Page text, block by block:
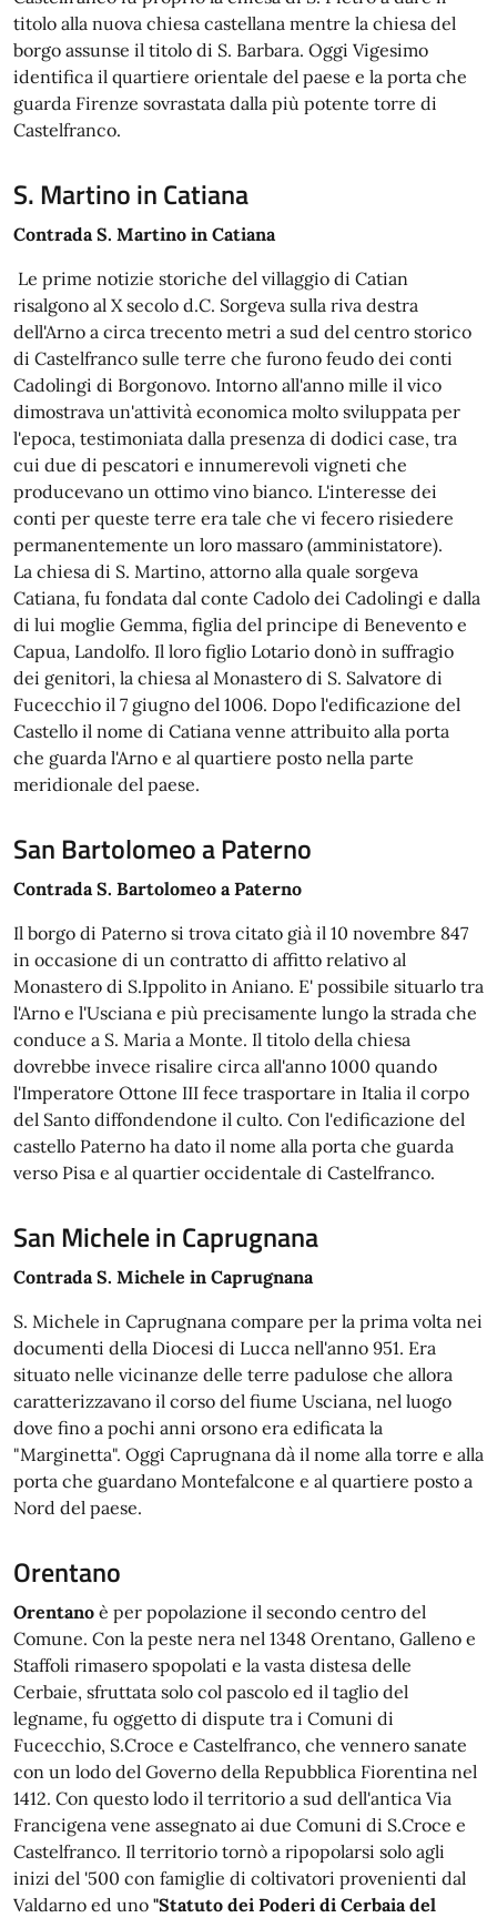
titolo alla nuova chiesa castellana mentre la chiesa del
borgo assunse il titolo di S. Barbara. Oggi Vigesimo
identifica il quartiere orientale del paese e la porta che
guarda Firenze sovrastata dalla più potente torre di
Castelfranco.
S. Martino in Catiana
Contrada S. Martino in Catiana
Le prime notizie storiche del villaggio di Catian
risalgono al X secolo d.C. Sorgeva sulla riva destra
dell'Arno a circa trecento metri a sud del centro storico
di Castelfranco sulle terre che furono feudo dei conti
Cadolingi di Borgonovo. Intorno all'anno mille il vico
dimostrava un'attività economica molto sviluppata per
l'epoca, testimoniata dalla presenza di dodici case, tra
cui due di pescatori e innumerevoli vigneti che
producevano un ottimo vino bianco. L'interesse dei
conti per queste terre era tale che vi fecero risiedere
permanentemente un loro massaro (amministatore).
La chiesa di S. Martino, attorno alla quale sorgeva
Catiana, fu fondata dal conte Cadolo dei Cadolingi e dalla
di lui moglie Gemma, figlia del principe di Benevento e
Capua, Landolfo. Il loro figlio Lotario donò in suffragio
dei genitori, la chiesa al Monastero di S. Salvatore di
Fucecchio il 7 giugno del 1006. Dopo l'edificazione del
Castello il nome di Catiana venne attribuito alla porta
che guarda l'Arno e al quartiere posto nella parte
meridionale del paese.
San Bartolomeo a Paterno
Contrada S. Bartolomeo a Paterno
Il borgo di Paterno si trova citato già il 10 novembre 847
in occasione di un contratto di affitto relativo al
Monastero di S.Ippolito in Aniano. E' possibile situarlo tra
l'Arno e l'Usciana e più precisamente lungo la strada che
conduce a S. Maria a Monte. Il titolo della chiesa
dovrebbe invece risalire circa all'anno 1000 quando
l'Imperatore Ottone III fece trasportare in Italia il corpo
del Santo diffondendone il culto. Con l'edificazione del
castello Paterno ha dato il nome alla porta che guarda
verso Pisa e al quartier occidentale di Castelfranco.
San Michele in Caprugnana
Contrada S. Michele in Caprugnana
S. Michele in Caprugnana compare per la prima volta nei
documenti della Diocesi di Lucca nell'anno 951. Era
situato nelle vicinanze delle terre padulose che allora
caratterizzavano il corso del fiume Usciana, nel luogo
dove fino a pochi anni orsono era edificata la
"Marginetta". Oggi Caprugnana dà il nome alla torre e alla
porta che guardano Montefalcone e al quartiere posto a
Nord del paese.
Orentano
Orentano è per popolazione il secondo centro del
Comune. Con la peste nera nel 1348 Orentano, Galleno e
Staffoli rimasero spopolati e la vasta distesa delle
Cerbaie, sfruttata solo col pascolo ed il taglio del
legname, fu oggetto di dispute tra i Comuni di
Fucecchio, S.Croce e Castelfranco, che vennero sanate
con un lodo del Governo della Repubblica Fiorentina nel
1412. Con questo lodo il territorio a sud dell'antica Via
Francigena vene assegnato ai due Comuni di S.Croce e
Castelfranco. Il territorio tornò a ripopolarsi solo agli
inizi del '500 con famiglie di coltivatori provenienti dal
Valdarno ed uno "Statuto dei Poderi di Cerbaia del